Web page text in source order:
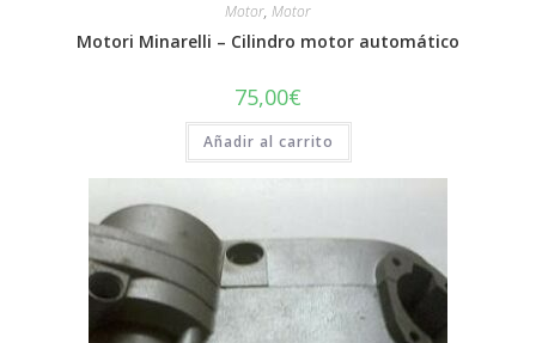
Motor, Motor
Motori Minarelli – Cilindro motor automático
75,00€
Añadir al carrito